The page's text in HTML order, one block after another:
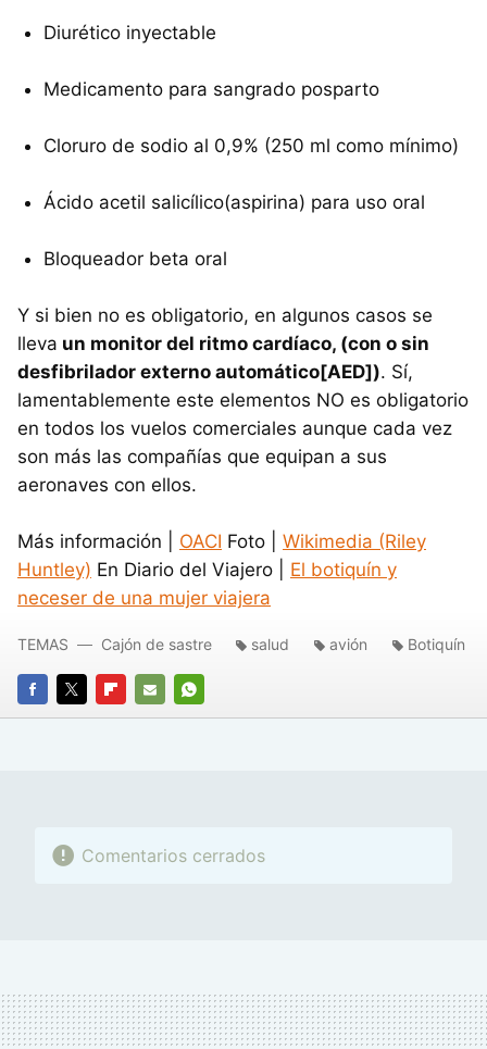
Diurético inyectable
Medicamento para sangrado posparto
Cloruro de sodio al 0,9% (250 ml como mínimo)
Ácido acetil salicílico(aspirina) para uso oral
Bloqueador beta oral
Y si bien no es obligatorio, en algunos casos se
lleva un monitor del ritmo cardíaco, (con o sin
desfibrilador externo automático[AED]). Sí,
lamentablemente este elementos NO es obligatorio
en todos los vuelos comerciales aunque cada vez
son más las compañías que equipan a sus
aeronaves con ellos.
Más información | OACI Foto | Wikimedia (Riley
Huntley) En Diario del Viajero | El botiquín y
neceser de una mujer viajera
FACEBOOK
TWITTERFLIPBOARD
E-
WHATSAPP
TEMAS Cajón de sastre salud avión Botiquín
Comentarios cerrados